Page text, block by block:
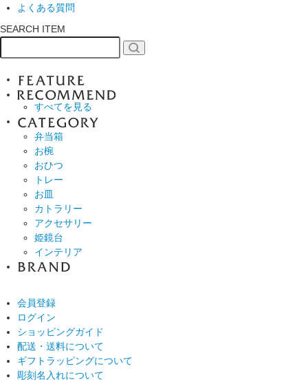
よくある質問
SEARCH ITEM
すべてを見る
弁当箱
お椀
おひつ
トレー
お皿
カトラリー
アクセサリー
姫鏡台
インテリア
会員登録
ログイン
ショッピングガイド
配送・送料について
ギフトラッピングについて
彫刻名入れについて